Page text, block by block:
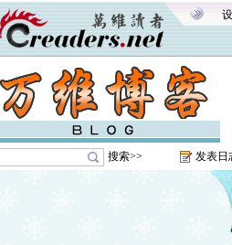
搜索>> 发表日